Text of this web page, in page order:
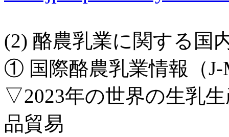
(2) 酪農乳業に関する国
① 国際酪農乳業情報（
▽2023年の世界の生乳
品貿易